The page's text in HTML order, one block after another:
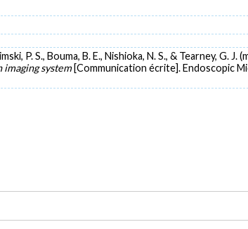
P. S., Bouma, B. E., Nishioka, N. S., & Tearney, G. J.
imaging system [Communication écrite]. Endoscopic